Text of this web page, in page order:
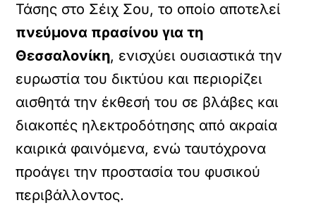
Τάσης στο Σέιχ Σου, το οποίο αποτελεί
πνεύμονα πρασίνου για τη
Θεσσαλονίκη, ενισχύει ουσιαστικά την
ευρωστία του δικτύου και περιορίζει
αισθητά την έκθεσή του σε βλάβες και
διακοπές ηλεκτροδότησης από ακραία
καιρικά φαινόμενα, ενώ ταυτόχρονα
προάγει την προστασία του φυσικού
περιβάλλοντος.